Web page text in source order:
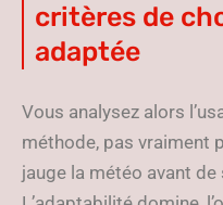
critères de
adaptée
Vous analysez alors
méthode, pas vraiment
jauge la météo avant